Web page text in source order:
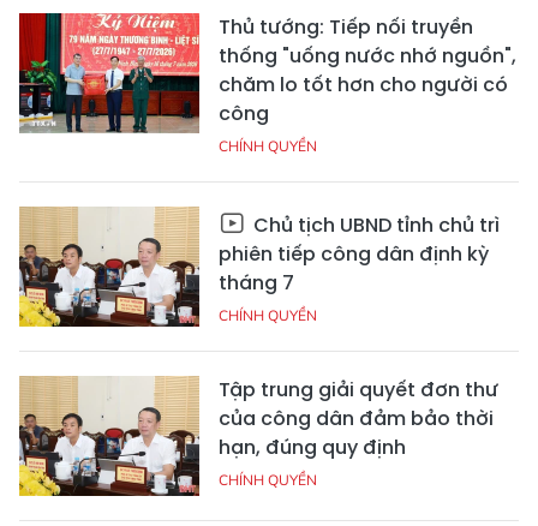
Thủ tướng: Tiếp nối truyền
thống "uống nước nhớ nguồn",
chăm lo tốt hơn cho người có
công
CHÍNH QUYỀN
Chủ tịch UBND tỉnh chủ trì
phiên tiếp công dân định kỳ
tháng 7
CHÍNH QUYỀN
Tập trung giải quyết đơn thư
của công dân đảm bảo thời
hạn, đúng quy định
CHÍNH QUYỀN